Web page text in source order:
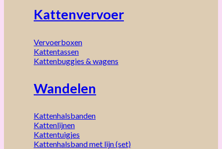
Kattenvervoer
Vervoerboxen
Kattentassen
Kattenbuggies & wagens
Wandelen
Kattenhalsbanden
Kattenlijnen
Kattentuigjes
Kattenhalsband met lijn (set)